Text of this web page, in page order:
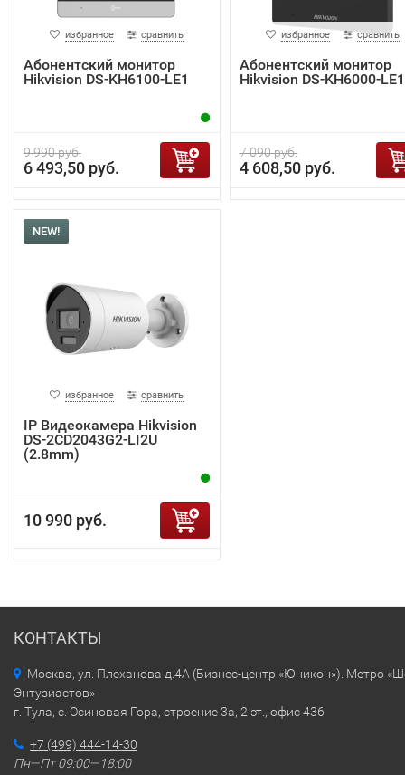
избранное сравнить
Абонентский монитор
Hikvision DS-KH6100-LE1
9 990 руб.
6 493,50 руб.
избранное сравнить
Абонентский монитор
Hikvision DS-KH6000-LE1
7 090 руб.
4 608,50 руб.
NEW!
избранное сравнить
IP Видеокамера Hikvision
DS-2CD2043G2-LI2U
(2.8mm)
10 990 руб.
КОНТАКТЫ
Москва, ул. Плеханова д.4А (Бизнес-центр «Юникон»). Метро
Энтузиастов»
г. Тула, с. Осиновая Гора, строение 3а, 2 эт., офис 436
+7 (499) 444-14-30
Пн—Пт 09:00—18:00